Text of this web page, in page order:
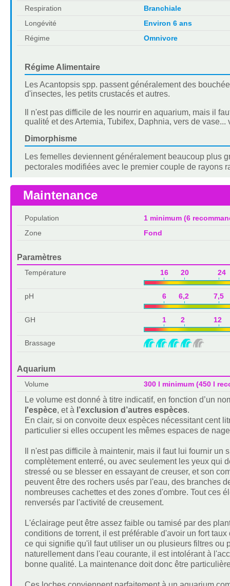
Respiration
Branchiale
Longévité
Environ 6 ans
Régime
Omnivore
Régime Alimentaire
Les Acantopsis spp. passent généralement des
d'insectes, les petits crustacés et autres.
Il n'est pas difficile de les nourrir en aquarium, mais il
qualité et des Artemia, Tubifex, Daphnia, vers de vase...
Dimorphisme
Les femelles deviennent généralement beaucoup plus
pectorales modifiées avec le premier couple de rayons
Maintenance
Population
1 minimum (6
Zone
Fond
Paramètres
Température 16 20 24
pH 6 6,2 7,5
GH 1 2 12
Brassage
Aquarium
Volume 300 l minimum (450 l
Le volume est donné à titre indicatif, en fonction d’un
l'espèce, et à l’exclusion d’autres espèces.
En clair, si on convoite deux espèces nécessitant cent
particulier si elles occupent les mêmes espaces de
Il n'est pas difficile à maintenir, mais il faut lui fournir
complètement enterré, ou avec seulement les yeux qui
stressé ou se blesser en essayant de creuser, et son
peuvent être des rochers usés par l'eau, des branches
nombreuses cachettes et des zones d'ombre. Tout ces
renversés par l'activité de creusement.
L'éclairage peut être assez faible ou tamisé par des
conditions de torrent, il est préférable d'avoir un fort
ce qui signifie qu'il faut utiliser un ou plusieurs filtres
naturellement dans l'eau courante, il est intolérant à
bonne qualité. La maintenance doit donc être